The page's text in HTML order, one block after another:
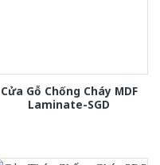
Cửa Gỗ Chống Cháy MDF
Laminate-SGD